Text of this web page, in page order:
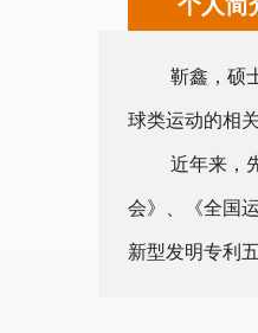
靳鑫，硕
球类运动的相
近年来，
会》、《全国
新型发明专利